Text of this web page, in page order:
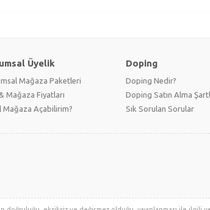
Üyelik
Mağaza Paketleri
Mağaza Fiyatları
Mağaza Açabilirim?
Doping
Doping Nedir?
Doping Satın Alma
Sık Sorulan Sorular